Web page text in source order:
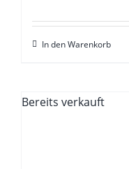
In den Warenkorb
Bereits verkauft